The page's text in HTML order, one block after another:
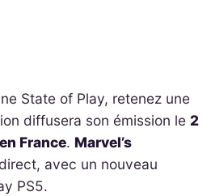
State of Play, retenez une
diffusera son émission le 2
France. Marvel’s
avec un nouveau
PS5.